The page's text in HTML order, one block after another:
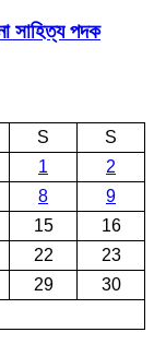
সাহিত্য পদক
S
S
1
2
8
9
15
16
22
23
29
30